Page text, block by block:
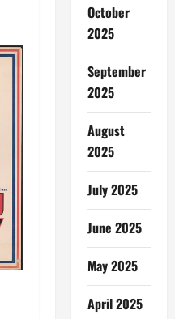
October
2025
September
2025
August
2025
July 2025
June 2025
May 2025
April 2025